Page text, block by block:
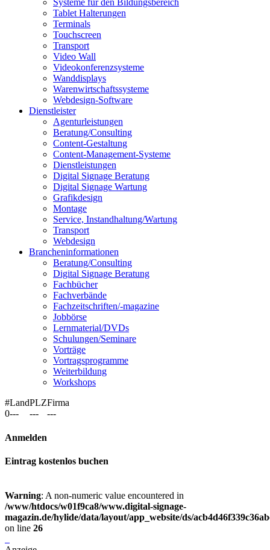
Systeme für den Bildungsbereich
Tablet Halterungen
Terminals
Touchscreen
Transport
Video Wall
Videokonferenzsysteme
Wanddisplays
Warenwirtschaftssysteme
Webdesign-Software
Dienstleister
Agenturleistungen
Beratung/Consulting
Content-Gestaltung
Content-Management-Systeme
Dienstleistungen
Digital Signage Beratung
Digital Signage Wartung
Grafikdesign
Montage
Service, Instandhaltung/Wartung
Transport
Webdesign
Brancheninformationen
Beratung/Consulting
Digital Signage Beratung
Fachbücher
Fachverbände
Fachzeitschriften/-magazine
Jobbörse
Lernmaterial/DVDs
Schulungen/Seminare
Vorträge
Vortragsprogramme
Weiterbildung
Workshops
#LandPLZFirma
0--- --- ---
Anmelden
Eintrag kostenlos buchen
Warning: A non-numeric value encountered in
/www/htdocs/w01f9ca8/www.digital-signage-
magazin.de/hylide/data/layout/app_website/ds/
on line 26